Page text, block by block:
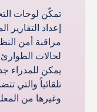
تمكّن لوحات
مراقبة أمن
لحالات
يمكن للمدراء
تلقائياً والتي
وغيرها من